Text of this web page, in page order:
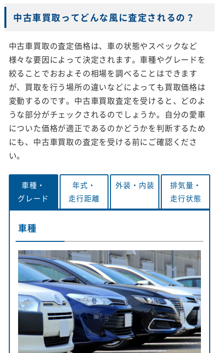
中古車買取ってどんな風に査定されるの？
中古車買取の査定価格は、車の状態やスペックなど
様々な要因によって決定されます。車種やグレードを
絞ることでおおよその相場を調べることはできます
が、買取を行う場所の違いなどによっても買取価格は
変動するのです。中古車買取査定を受けると、どのよ
うな部分がチェックされるのでしょうか。自分の愛車
についた価格が適正であるのかどうかを判断するため
にも、中古車買取の査定を受ける前にご確認くださ
い。
車種・
グレード
年式・
走行距離
外装・ 内装
排気量・
走行状態
車種